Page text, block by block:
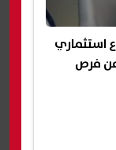
استثماري
من فرص